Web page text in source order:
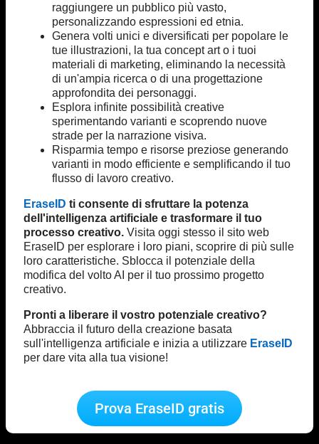
raggiungere un pubblico più vasto,
personalizzando espressioni ed etnia.
Genera volti unici e diversificati per popolare le
tue illustrazioni, la tua concept art o i tuoi
materiali di marketing, eliminando la necessità
di un'ampia ricerca o di una progettazione
approfondita dei personaggi.
Esplora infinite possibilità creative
sperimentando varianti e scoprendo nuove
strade per la narrazione visiva.
Risparmia tempo e risorse preziose generando
varianti in modo efficiente e semplificando il tuo
flusso di lavoro creativo.
EraseID ti consente di sfruttare la potenza
dell'intelligenza artificiale e trasformare il tuo
processo creativo. Visita oggi stesso il sito web
EraseID per esplorare i loro piani, scoprire di più sulle
loro caratteristiche. Sblocca il potenziale della
modifica del volto AI per il tuo prossimo progetto
creativo.
Pronti a liberare il vostro potenziale creativo?
Abbraccia il futuro della creazione basata
sull'intelligenza artificiale e inizia a utilizzare EraseID
per dare vita alla tua visione!
Prova EraseID gratis